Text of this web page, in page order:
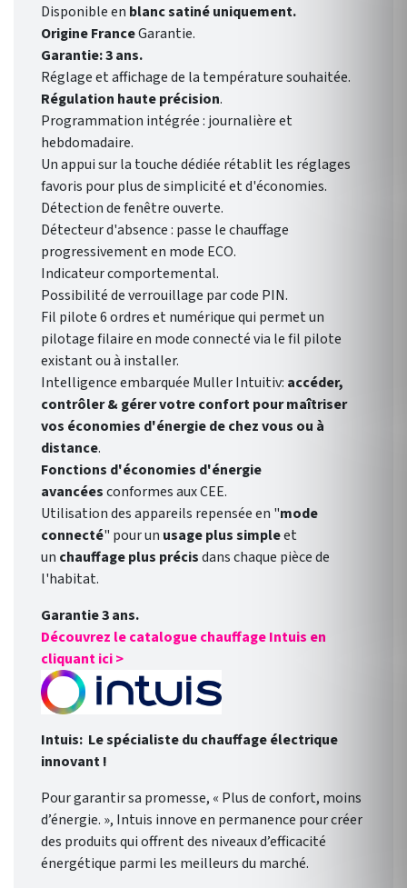
Disponible en blanc satiné uniquement.
Origine FranceGarantie.
Garantie: 3 ans.
Réglage et affichage de la température souhaitée.
Régulation haute précision.
Programmation intégrée : journalière et
hebdomadaire.
Un appui sur la touche dédiée rétablit les réglages
favoris pour plus de simplicité et d'économies.
Détection de fenêtre ouverte.
Détecteur d'absence : passe le chauffage
progressivement en mode ECO.
Indicateur comportemental.
Possibilité de verrouillage par code PIN.
Fil pilote 6 ordres et numérique qui permet un
pilotage filaire en mode connecté via le fil pilote
existant ou à installer.
Intelligence embarquée Muller Intuitiv: accéder,
contrôler & gérer votre confort pour maîtriser
vos économies d'énergie de chez vous ou à
distance.
Fonctions d'économies d'énergie
avancéesconformes aux CEE.
Utilisation des appareils repensée en "mode
connecté" pour un usage plus simpleet
un chauffage plus précisdans chaque pièce de
l'habitat.
Garantie 3 ans.
Découvrez le catalogue chauffage Intuis en
cliquant ici >
Intuis: Le spécialiste du chauffage électrique
innovant !
Pour garantir sa promesse, « Plus de confort, moins
d’énergie. », Intuis innove en permanence pour créer
des produits qui offrent des niveaux d’efficacité
énergétique parmi les meilleurs du marché.